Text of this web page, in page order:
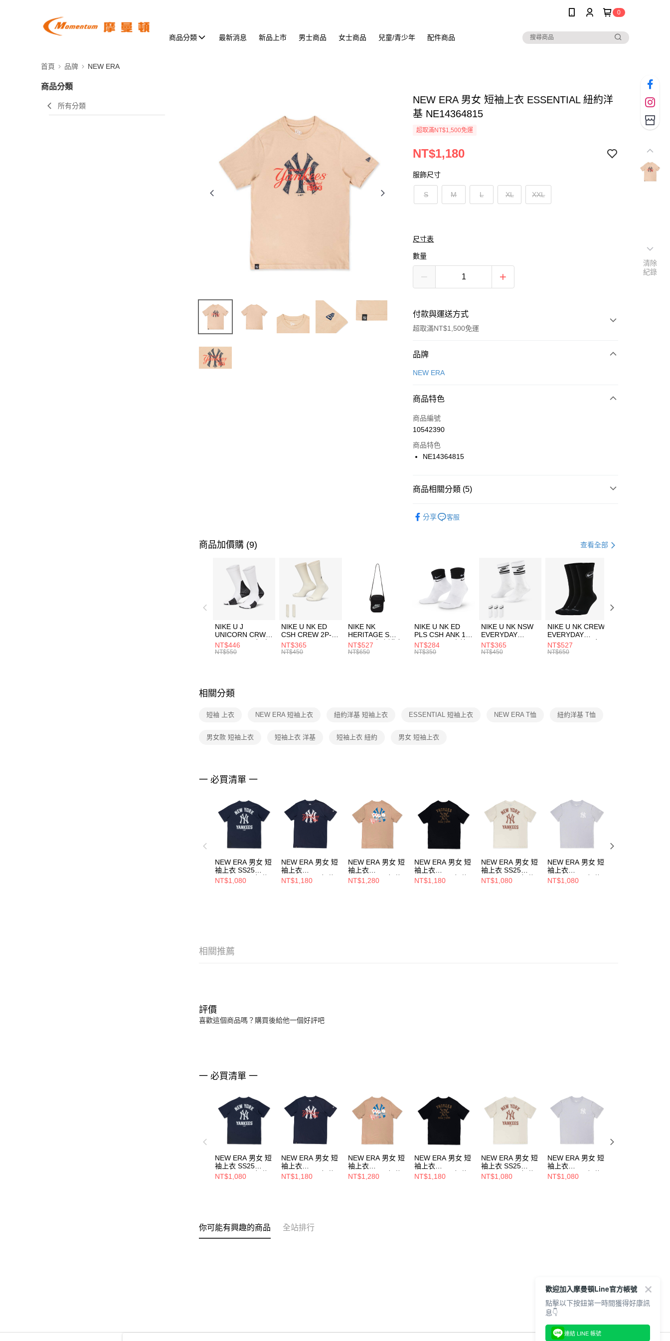
0
商品分類 最新消息 新品上市 男士商品 女士商品 兒童/青少年 配件商品
首頁 品牌 NEW ERA
商品分類
所有分類
NEW ERA 男女 短袖上衣 ESSENTIAL 紐約洋
基 NE14364815
超取滿NT$1,500免運
NT$1,180
服飾尺寸
S M L XL XXL
尺寸表
數量
付款與運送方式
超取滿NT$1,500免運
付款方式
信用卡一次付款
合作金庫商業銀行
華南商業銀行
上海商業儲蓄銀行
國泰世華商業銀行
聯邦商業銀行
台新國際商業銀行
LINE Pay
Apple Pay
【關於「AFTEE先享後付」】
３．安心：先確認商品／服務後，再付款。
【「AFTEE先享後付」結帳流程】
１．於結帳方式選擇「AFTEE先享後付」後，將跳轉至「AFTEE先享後
付」結帳頁面，進行簡訊認證並確認金額後，即可完成結帳。
２．訂單成立數日內，您將收到繳費通知簡訊。
３．收到繳費通知簡訊後14天內，點擊此簡訊中的連結，可透過四大超商
／ATM／網路銀行／等多元方式進行付款，方視為交易完成。
※ 請注意：結帳手續完成當下不需立刻繳費，但若您需要取消訂單，請聯
絡購買商品的店家。未經商家同意取消之訂單仍視為有效，需透過AFTEE
先享後付繳納相關費用。
交易，需依本服務之必要範圍內提供個人資料，並將交易相關給付款項請
２．關於個人資料處理事宜，請瀏覽以下網址：
結果請求用戶進行身份認證。
５．嚴禁一人註冊多個帳號或使用他人資訊註冊。若發現惡意使用之情
形，恩沛科技股份有限公司將有權停止該用戶之使用額度並採取法律行
動。
每筆NT$100，滿NT$1,500(含以上)免運費
每筆NT$100，滿NT$1,500(含以上)免運費
付款後門市自取
每筆NT$100，滿NT$1,500(含以上)免運費
品牌
NEW ERA
商品特色
商品編號
10542390
商品特色
NE14364815
商品相關分類 (5)
促銷活動 清爽穿搭｜短袖上衣4折起
分享 客服
商品加價購 (9) 查看全部
NIKE U J
UNICORN CRW
1PR -160 男女 中
統襪 FZ3393100
NT$446
NT$550
NIKE U NK ED
CSH CREW 2P-
144 EMBRDY 男
女 短統襪
NT$365
NT$450
NIKE NK
HERITAGE S
SMIT 男女 側背包
BA5871010
NT$527
NT$650
NIKE U NK ED
PLS CSH ANK 1P
144 DBL 男 中統
襪 DH4058104
NT$284
NT$350
NIKE U NK NSW
EVERYDAY
ESSENTIAL CR
男女 短統襪
NT$365
NT$450
NIKE U NK CREW
EVERYDAY
BBALL 3PR 男女
長統襪
NT$527
NT$650
相關分類
短袖 上衣 NEW ERA 短袖上衣 紐約洋基 短袖上衣 ESSENTIAL 短袖上衣 NEW ERA T恤 紐約洋基 T恤
男女款 短袖上衣 短袖上衣 洋基 短袖上衣 紐約 男女 短袖上衣
一 必買清單 一
NEW ERA 男女 短
袖上衣 SS25
ESSENTIAL 紐約
洋基 NE14499032
NT$1,080
NEW ERA 男女 短
袖上衣
ESSENTIAL 紐約
洋基 NE14364816
NT$1,180
NEW ERA 男女 短
袖上衣
ESSENTIAL 紐約
洋基 NE14364817
NT$1,280
NEW ERA 男女 短
袖上衣
ESSENTIAL 紐約
洋基 NE14364819
NT$1,180
NEW ERA 男女 短
袖上衣 SS25
ESSENTIAL 紐約
洋基 NE14499033
NT$1,080
NEW ERA 男女 短
袖上衣
ESSENTIAL 紐約
洋基 NE14364818
NT$1,080
相關推薦
評價
喜歡這個商品嗎？購買後給他一個好評吧
一 必買清單 一
NEW ERA 男女 短
袖上衣 SS25
ESSENTIAL 紐約
洋基 NE14499032
NT$1,080
NEW ERA 男女 短
袖上衣
ESSENTIAL 紐約
洋基 NE14364816
NT$1,180
NEW ERA 男女 短
袖上衣
ESSENTIAL 紐約
洋基 NE14364817
NT$1,280
NEW ERA 男女 短
袖上衣
ESSENTIAL 紐約
洋基 NE14364819
NT$1,180
NEW ERA 男女 短
袖上衣 SS25
ESSENTIAL 紐約
洋基 NE14499033
NT$1,080
NEW ERA 男女 短
袖上衣
ESSENTIAL 紐約
洋基 NE14364818
NT$1,080
你可能有興趣的商品 全站排行
清除
紀錄
歡迎加入摩曼頓Line官方帳號
點擊以下按鈕第一時間獲得好康訊
息👇
連結 LINE 帳號